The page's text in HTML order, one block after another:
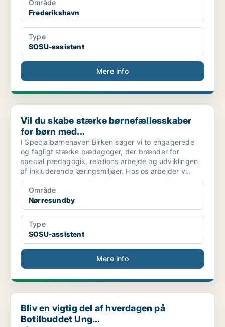
Område
Frederikshavn
Type
SOSU-assistent
Mere info
Vil du skabe stærke børnefællesskaber for børn med...
Vil du skabe stærke børnefællesskaber
for børn med...
I Specialbørnehaven Birken søger vi to engagerede
og fagligt stærke pædagoger, der brænder for
special pædagogik, relations arbejde og udviklingen
af inkluderende læringsmiljøer. Hos os arbejder vi..
Område
Nørresundby
Type
SOSU-assistent
Mere info
Bliv en vigtig del af hverdagen på Botilbuddet Ung...
Bliv en vigtig del af hverdagen på
Botilbuddet Ung...